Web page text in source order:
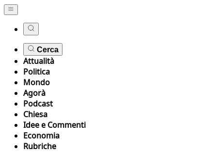
Cerca
Attualità
Politica
Mondo
Agorà
Podcast
Chiesa
Idee e Commenti
Economia
Rubriche